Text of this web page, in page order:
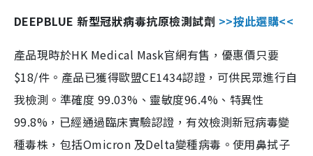
DEEPBLUE 新型冠狀病毒抗原檢測試劑 >>按此選購<<
產品現時於HK Medical Mask官網有售，優惠價只要
$18/件。產品已獲得歐盟CE1434認證，可供民眾進行自
我檢測。準確度 99.03%、靈敏度96.4%、特異性
99.8%，已經通過臨床實驗認證，有效檢測新冠病毒變
種毒株，包括Omicron 及Delta變種病毒。使用鼻拭子